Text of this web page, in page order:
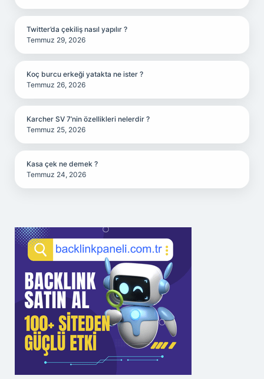
Twitter’da çekiliş nasıl yapılır ?
Temmuz 29, 2026
Koç burcu erkeği yatakta ne ister ?
Temmuz 26, 2026
Karcher SV 7’nin özellikleri nelerdir ?
Temmuz 25, 2026
Kasa çek ne demek ?
Temmuz 24, 2026